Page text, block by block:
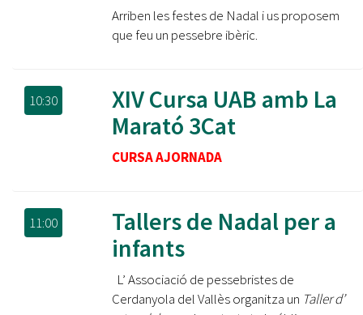
Arriben les festes de Nadal i us proposem
que feu un pessebre ibèric.
10:30
XIV Cursa UAB amb La
Marató 3Cat
CURSA AJORNADA
11:00
Tallers de Nadal per a
infants
L’ Associació de pessebristes de
Cerdanyola del Vallès organitza un Taller d’